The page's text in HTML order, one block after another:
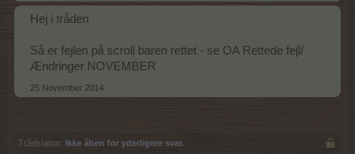
Hej i tråden
Så er fejlen på scroll baren rettet - se OA Rettede fejl/
Ændringer NOVEMBER
25 November 2014
Trådstatus: Ikke åben for yderligere svar.